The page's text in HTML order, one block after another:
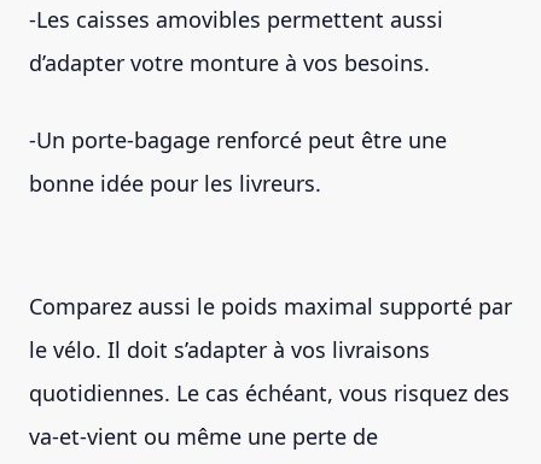
-Les caisses amovibles permettent aussi
d’adapter votre monture à vos besoins.
-Un porte-bagage renforcé peut être une
bonne idée pour les livreurs.
Comparez aussi le poids maximal supporté par
le vélo. Il doit s’adapter à vos livraisons
quotidiennes. Le cas échéant, vous risquez des
va-et-vient ou même une perte de